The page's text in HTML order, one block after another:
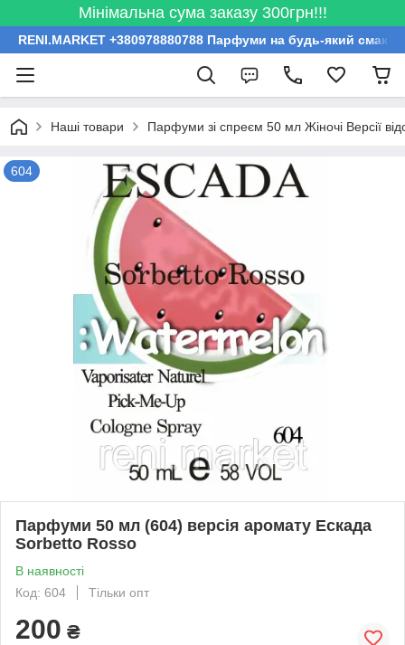
Мінімальна сума заказу 300грн!!!
RENI.MARKET +380978880788 Парфуми на будь-який смак
Наші товари Парфуми зі спреєм 50 мл Жіночі Версії
604
Парфуми 50 мл (604) версія аромату Ескада
Sorbetto Rosso
В наявності
Код: 604
Тільки опт
200 ₴